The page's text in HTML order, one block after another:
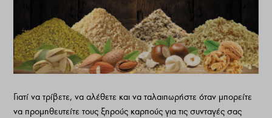
Γιατί να τρίβετε, να αλέθετε και να ταλαιπωρήστε όταν μπορείτε
να προμηθευτείτε τους ξηρούς καρπούς για τις συνταγές σας